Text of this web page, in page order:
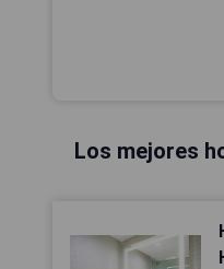
Los mejores